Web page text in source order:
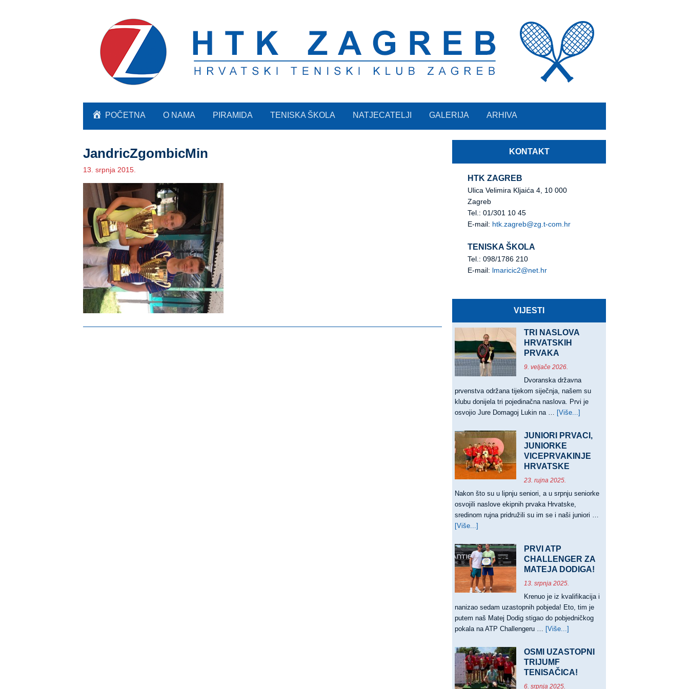
POČETNA O NAMA PIRAMIDA TENISKA ŠKOLA NATJECATELJI GALERIJA ARHIVA
JandricZgombicMin
13. srpnja 2015.
KONTAKT
HTK ZAGREB
Ulica Velimira Kljaića 4, 10 000
Zagreb
Tel.: 01/301 10 45
E-mail: htk.zagreb@zg.t-com.hr
TENISKA ŠKOLA
Tel.: 098/1786 210
E-mail: lmaricic2@net.hr
VIJESTI
TRI NASLOVA
HRVATSKIH
PRVAKA
9. veljače 2026.
Dvoranska državna
prvenstva održana tijekom siječnja, našem su
klubu donijela tri pojedinačna naslova. Prvi je
osvojio Jure Domagoj Lukin na … [Više...]
NASLOVA
PRVAKA
JUNIORI PRVACI,
JUNIORKE
VICEPRVAKINJE
HRVATSKE
23. rujna 2025.
Nakon što su u lipnju seniori, a u srpnju seniorke
osvojili naslove ekipnih prvaka Hrvatske,
sredinom rujna pridružili su im se i naši juniori …
[Više...]
PRVACI,
JUNIORKE
VICEPRVAKINJE
HRVATSKE
PRVI ATP
CHALLENGER ZA
MATEJA DODIGA!
13. srpnja 2025.
Krenuo je iz kvalifikacija i
nanizao sedam uzastopnih pobjeda! Eto, tim je
putem naš Matej Dodig stigao do pobjedničkog
pokala na ATP Challengeru … [Više...]
ATP
ZA
OSMI UZASTOPNI
TRIJUMF
TENISAČICA!
6. srpnja 2025.